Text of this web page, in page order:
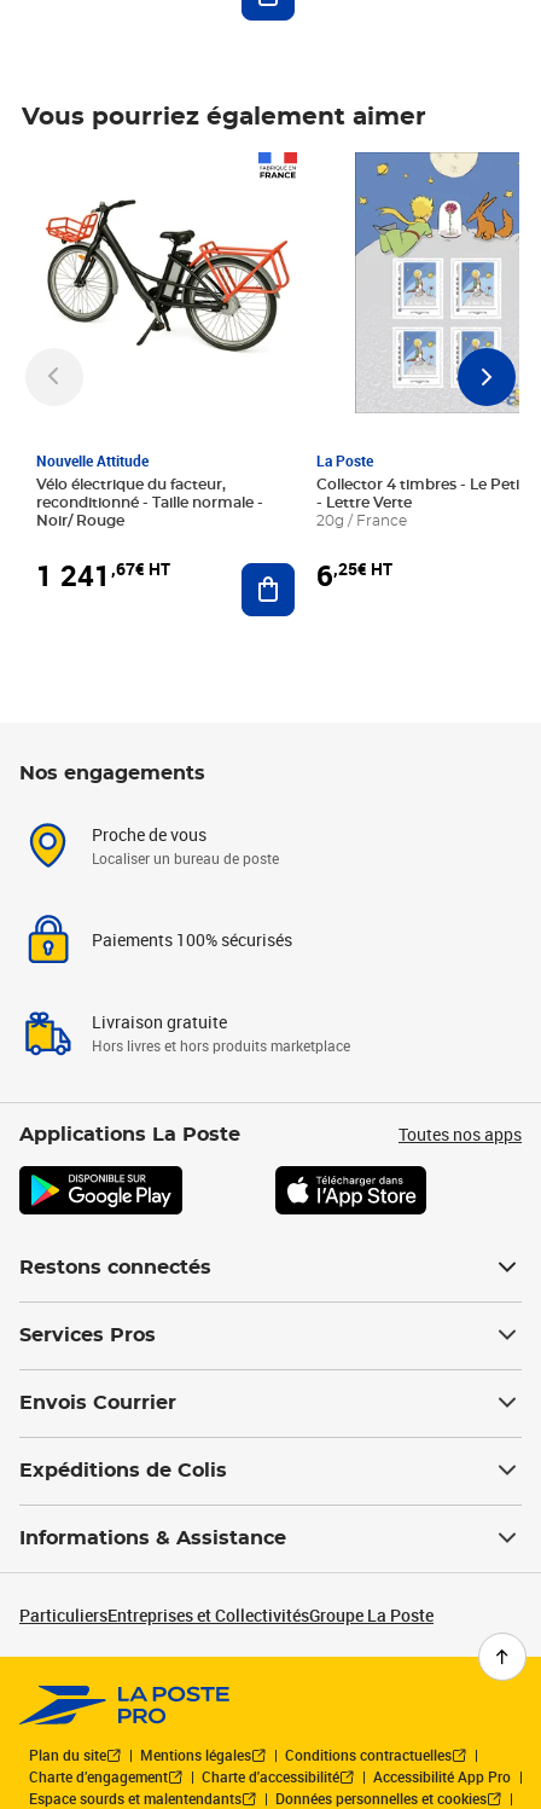
Vous pourriez également aimer
Nouvelle Attitude
Vélo électrique du facteur,
reconditionné - Taille normale -
Noir/ Rouge
1 241 ,67€ HT Ajouter au panier
La Poste
Collector 4 timbres - Le Petit
- Lettre Verte
20g / France
6,25€ HT
Prix 6,25€ HT
Nos engagements
Proche de vous
Localiser un bureau de poste
Paiements 100% sécurisés
Livraison gratuite
Hors livres et hors produits marketplace
Applications La Poste Toutes nos apps
Restons connectés
Services Pros
Envois Courrier
Expéditions de Colis
Informations & Assistance
ParticuliersEntreprises et CollectivitésGroupe La Poste
Plan du site Mentions légales
Conditions contractuelles
Charte d’engagement
Charte d'accessibilité
Accessibilité App Pro
Espace sourds et malentendants
Données personnelles et cookies